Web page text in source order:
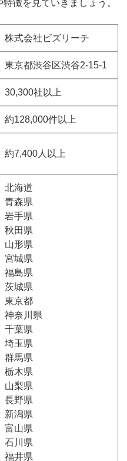
徴を見ていきましょう。
株式会社ビズリーチ
東京都渋谷区渋谷2-15-1
30,300社以上
約128,000件以上
約7,400人以上
北海道
青森県
岩手県
秋田県
山形県
宮城県
福島県
茨城県
東京都
神奈川県
千葉県
埼玉県
群馬県
栃木県
山梨県
長野県
新潟県
富山県
石川県
福井県